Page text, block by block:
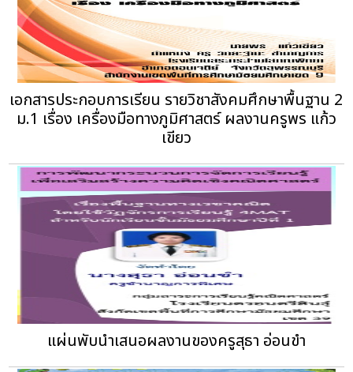
เอกสารประกอบการเรียน รายวิชาสังคมศึกษาพื้นฐาน 2
ม.1 เรื่อง เครื่องมือทางภูมิศาสตร์ ผลงานครูพร แก้ว
เขียว
แผ่นพับนำเสนอผลงานของครูสุธา อ่อนขำ